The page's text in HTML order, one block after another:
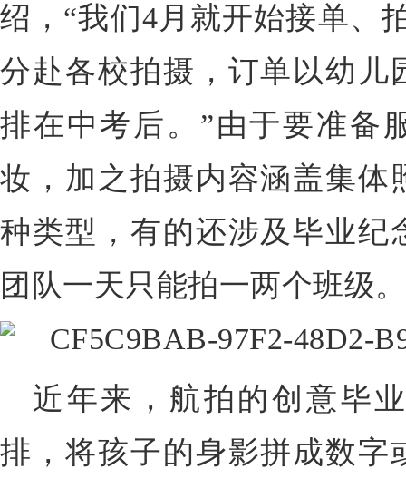
绍，“我们4月就开始接单、
分赴各校拍摄，订单以幼儿
排在中考后。”由于要准备
妆，加之拍摄内容涵盖集体
种类型，有的还涉及毕业纪
团队一天只能拍一两个班级。
近年来，航拍的创意毕
排，将孩子的身影拼成数字